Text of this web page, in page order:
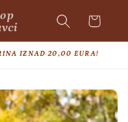
Cart
IZNAD 20,00 EURA!